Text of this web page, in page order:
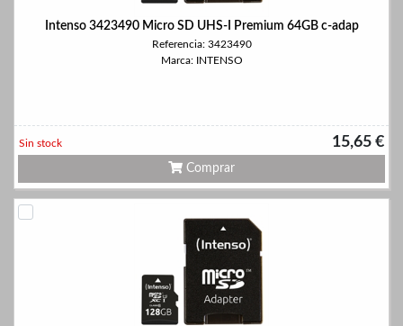
Intenso 3423490 Micro SD UHS-I Premium 64GB c-adap
Referencia: 3423490
Marca: INTENSO
15,65 €
Sin stock
Comprar